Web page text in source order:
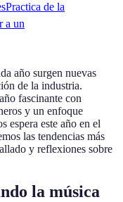
Practica de la
a un
año surgen nuevas
de la industria.
fascinante con
y un enfoque
espera este año en el
las tendencias más
y reflexiones sobre
la música